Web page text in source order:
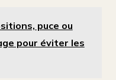
puce ou
pour éviter les